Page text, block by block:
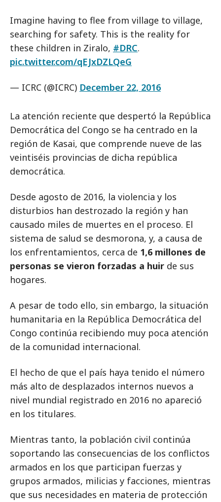
Imagine having to flee from village to village,
searching for safety. This is the reality for
these children in Ziralo, #DRC.
pic.twitter.com/qEJxDZLQeG
— ICRC (@ICRC) December 22, 2016
La atención reciente que despertó la República
Democrática del Congo se ha centrado en la
región de Kasai, que comprende nueve de las
veintiséis provincias de dicha república
democrática.
Desde agosto de 2016, la violencia y los
disturbios han destrozado la región y han
causado miles de muertes en el proceso. El
sistema de salud se desmorona, y, a causa de
los enfrentamientos, cerca de 1,6 millones de
personas se vieron forzadas a huir de sus
hogares.
A pesar de todo ello, sin embargo, la situación
humanitaria en la República Democrática del
Congo continúa recibiendo muy poca atención
de la comunidad internacional.
El hecho de que el país haya tenido el número
más alto de desplazados internos nuevos a
nivel mundial registrado en 2016 no apareció
en los titulares.
Mientras tanto, la población civil continúa
soportando las consecuencias de los conflictos
armados en los que participan fuerzas y
grupos armados, milicias y facciones, mientras
que sus necesidades en materia de protección